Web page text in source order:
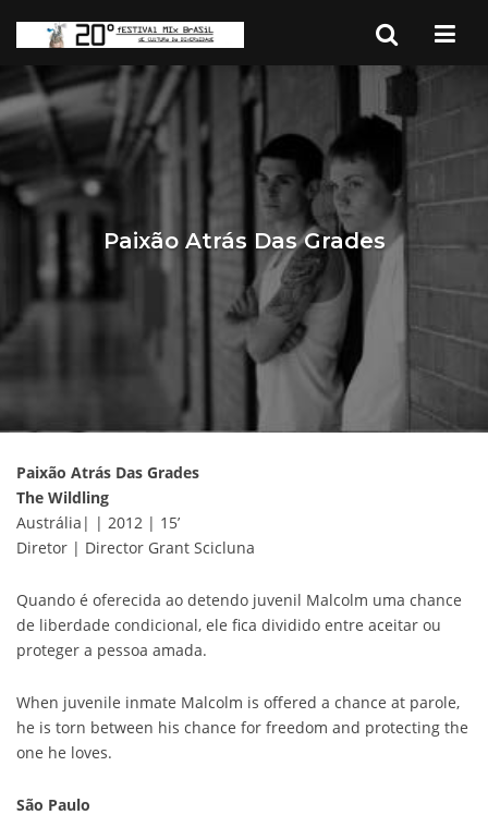
Paixão Atrás Das Grades
Paixão Atrás Das Grades
The Wildling
Austrália| | 2012 | 15’
Diretor | Director Grant Scicluna
Quando é oferecida ao detendo juvenil Malcolm uma chance
de liberdade condicional, ele fica dividido entre aceitar ou
proteger a pessoa amada.
When juvenile inmate Malcolm is offered a chance at parole,
he is torn between his chance for freedom and protecting the
one he loves.
São Paulo